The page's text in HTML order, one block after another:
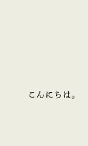
こんにちは。